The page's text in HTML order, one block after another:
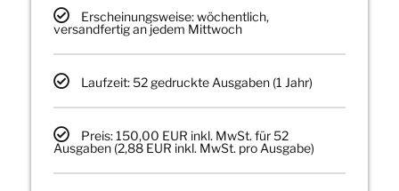
Erscheinungsweise: wöchentlich,
versandfertig an jedem Mittwoch
Laufzeit: 52 gedruckte Ausgaben (1 Jahr)
Preis: 150,00 EUR inkl. MwSt. für 52
Ausgaben (2,88 EUR inkl. MwSt. pro Ausgabe)